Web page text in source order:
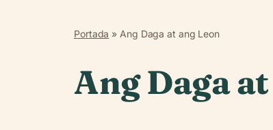
Portada » Ang Daga at ang Leon
Ang Daga